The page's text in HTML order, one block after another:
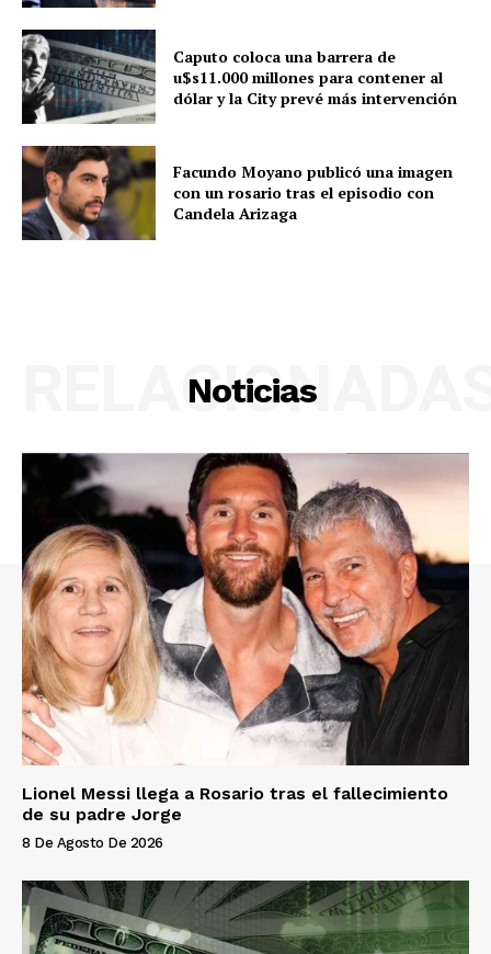
Caputo coloca una barrera de
u$s11.000 millones para contener al
dólar y la City prevé más intervención
Facundo Moyano publicó una imagen
con un rosario tras el episodio con
Candela Arizaga
Noticias
Lionel Messi llega a Rosario tras el fallecimiento
de su padre Jorge
8 De Agosto De 2026